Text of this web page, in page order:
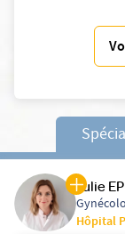
Julie
Hôpital